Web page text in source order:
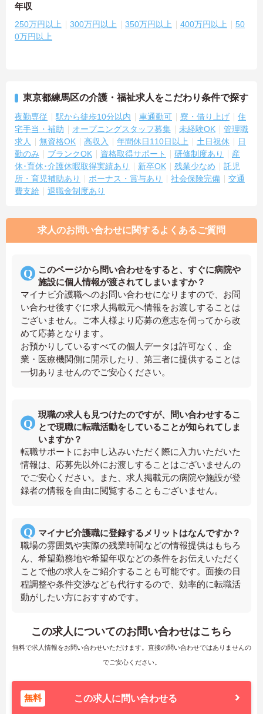
年収
250万円以上 300万円以上 350万円以上 400万円以上
50
0万円以上
東京都練馬区の介護・福祉求人をこだわり条件で探す
夜勤専従 駅から徒歩10分以内 車通勤可 寮・借り上げ
住
宅手当・補助
オープニングスタッフ募集 未経験OK
管理職
求人
無資格OK 高収入 年間休日110日以上 土日祝休
日
勤のみ
ブランクOK 資格取得サポート 研修制度あり
産
休･育休･介護休暇取得実績あり
新卒OK 残業少なめ
託児
所・育児補助あり
ボーナス・賞与あり 社会保険完備
交通
費支給
退職金制度あり
求人のお問い合わせに関するよくあるご質問
このページから問い合わせをすると、すぐに病院や
施設に個人情報が渡されてしまいますか？
マイナビ介護職へのお問い合わせになりますので、お問
い合わせ後すぐに求人掲載元へ情報をお渡しすることは
ございません。ご本人様より応募の意志を伺ってから改
めて応募となります。
お預かりしているすべての個人データは許可なく、企
業・医療機関側に開示したり、第三者に提供することは
一切ありませんのでご安心ください。
現職の求人も見つけたのですが、問い合わせするこ
とで現職に転職活動をしていることが知られてしま
いますか？
転職サポートにお申し込みいただく際に入力いただいた
情報は、応募先以外にお渡しすることはございませんの
でご安心ください。また、求人掲載元の病院や施設が登
録者の情報を自由に閲覧することもございません。
マイナビ介護職に登録するメリットはなんですか？
職場の雰囲気や実際の残業時間などの情報提供はもちろ
ん、希望勤務地や希望年収などの条件をお伝えいただく
ことで他の求人をご紹介することも可能です。面接の日
程調整や条件交渉なども代行するので、効率的に転職活
動がしたい方におすすめです。
この求人についてのお問い合わせはこちら
無料で求人情報をお問い合わせいただけます。直接の問い合わせではありませんの
でご安心ください。
無料 この求人に問い合わせる